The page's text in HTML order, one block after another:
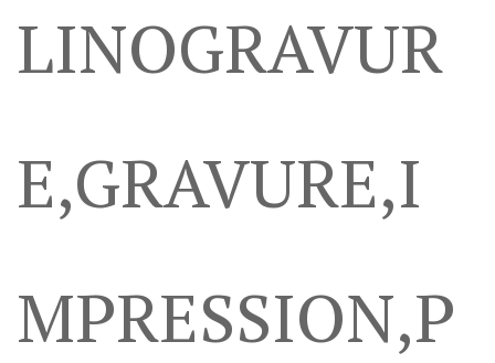
LINOGRAVUR
E,GRAVURE,I
MPRESSION,P